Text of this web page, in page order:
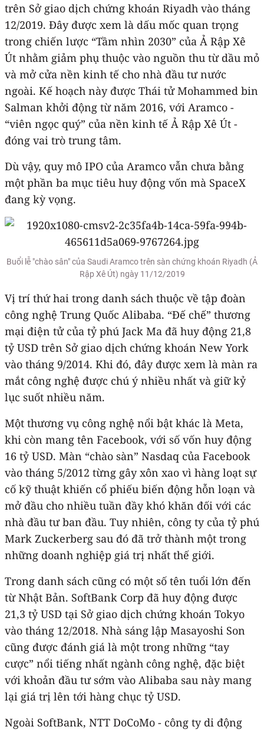
trên Sở giao dịch chứng khoán Riyadh vào tháng
12/2019. Đây được xem là dấu mốc quan trọng
trong chiến lược “Tầm nhìn 2030” của Ả Rập Xê
Út nhằm giảm phụ thuộc vào nguồn thu từ dầu mỏ
và mở cửa nền kinh tế cho nhà đầu tư nước
ngoài. Kế hoạch này được Thái tử Mohammed bin
Salman khởi động từ năm 2016, với Aramco -
“viên ngọc quý” của nền kinh tế Ả Rập Xê Út -
đóng vai trò trung tâm.
Dù vậy, quy mô IPO của Aramco vẫn chưa bằng
một phần ba mục tiêu huy động vốn mà SpaceX
đang kỳ vọng.
Buổi lễ "chào sân" của Saudi Aramco trên sàn chứng khoán Riyadh (Ả
Rập Xê Út) ngày 11/12/2019
Vị trí thứ hai trong danh sách thuộc về tập đoàn
công nghệ Trung Quốc Alibaba. “Đế chế” thương
mại điện tử của tỷ phú Jack Ma đã huy động 21,8
tỷ USD trên Sở giao dịch chứng khoán New York
vào tháng 9/2014. Khi đó, đây được xem là màn ra
mắt công nghệ được chú ý nhiều nhất và giữ kỷ
lục suốt nhiều năm.
Một thương vụ công nghệ nổi bật khác là Meta,
khi còn mang tên Facebook, với số vốn huy động
16 tỷ USD. Màn “chào sàn” Nasdaq của Facebook
vào tháng 5/2012 từng gây xôn xao vì hàng loạt sự
cố kỹ thuật khiến cổ phiếu biến động hỗn loạn và
mở đầu cho nhiều tuần đầy khó khăn đối với các
nhà đầu tư ban đầu. Tuy nhiên, công ty của tỷ phú
Mark Zuckerberg sau đó đã trở thành một trong
những doanh nghiệp giá trị nhất thế giới.
Trong danh sách cũng có một số tên tuổi lớn đến
từ Nhật Bản. SoftBank Corp đã huy động được
21,3 tỷ USD tại Sở giao dịch chứng khoán Tokyo
vào tháng 12/2018. Nhà sáng lập Masayoshi Son
cũng được đánh giá là một trong những “tay
cược” nổi tiếng nhất ngành công nghệ, đặc biệt
với khoản đầu tư sớm vào Alibaba sau này mang
lại giá trị lên tới hàng chục tỷ USD.
Ngoài SoftBank, NTT DoCoMo - công ty di động